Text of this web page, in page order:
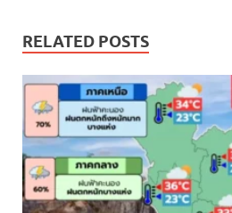
RELATED POSTS